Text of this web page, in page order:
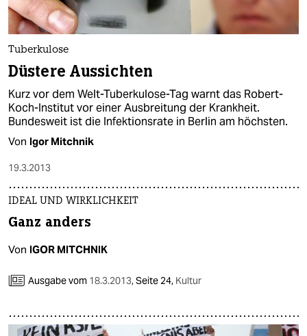
Tuberkulose
Düstere Aussichten
Kurz vor dem Welt-Tuberkulose-Tag warnt das Robert-
Koch-Institut vor einer Ausbreitung der Krankheit.
Bundesweit ist die Infektionsrate in Berlin am höchsten.
Von Igor Mitchnik
19.3.2013
IDEAL UND WIRKLICHKEIT
Ganz anders
Von IGOR MITCHNIK
Ausgabe vom 18.3.2013,Seite 24, Kultur